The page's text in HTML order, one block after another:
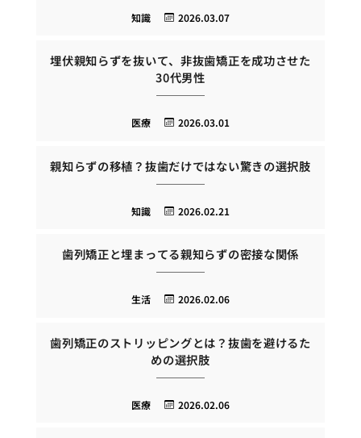
2026.03.07
知識
埋伏親知らずを抜いて、非抜歯矯正を成功させた
30代男性
2026.03.01
医療
親知らずの移植？抜歯だけではない驚きの選択肢
2026.02.21
知識
歯列矯正と埋まってる親知らずの密接な関係
2026.02.06
生活
歯列矯正のストリッピングとは？抜歯を避けるた
めの選択肢
2026.02.06
医療